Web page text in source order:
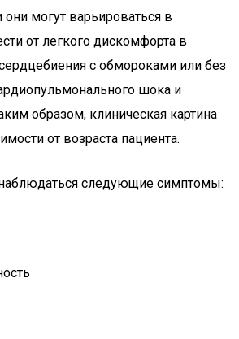
они могут варьироваться в
от легкого дискомфорта в
с обмороками или без
шока и
образом, клиническая картина
от возраста пациента.
следующие симптомы: